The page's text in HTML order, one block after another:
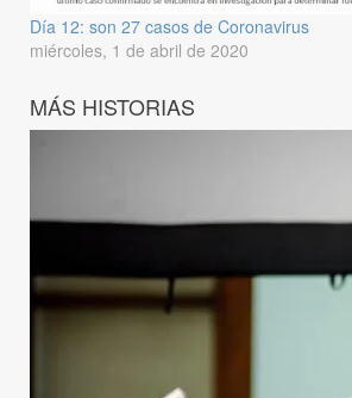
Día 12: son 27 casos de Coronavirus
miércoles, 1 de abril de 2020
MÁS HISTORIAS